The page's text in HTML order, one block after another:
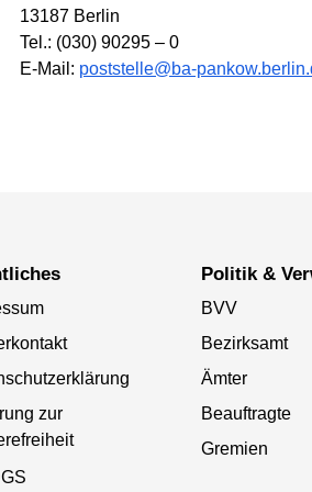
13187 Berlin
Tel.: (030) 90295 – 0
E-Mail: poststelle@ba-
zur
Politik &
BVV
Bezirksamt
Ämter
Beauftragte
Gremien